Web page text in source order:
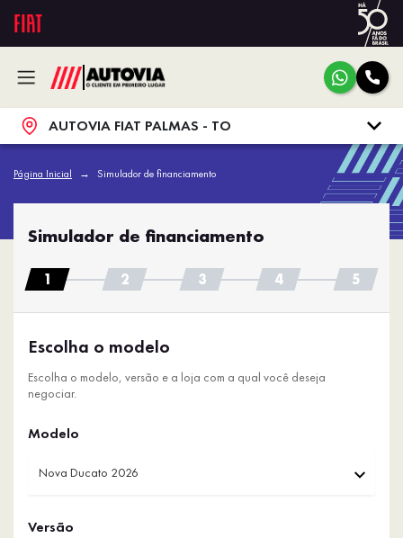
AUTOVIA FIAT PALMAS - TO
Página Inicial Simulador de financiamento
Simulador de financiamento
Escolha o modelo
Escolha o modelo, versão e a loja com a qual você deseja
negociar.
Modelo
Nova Ducato 2026
Versão